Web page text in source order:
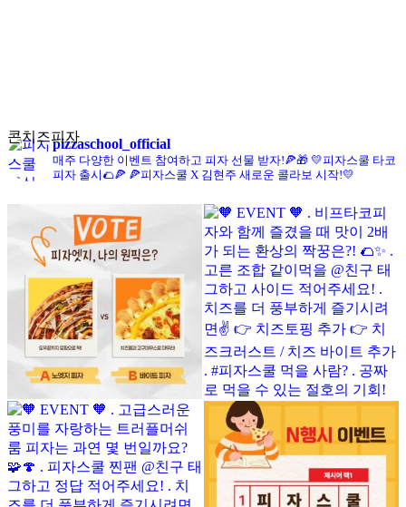
콘치즈피자pizzaschool_official
매주 다양한 이벤트 참여하고 피자 선물 받자!🍕🎁 💛피자스쿨 타코
피자 출시🌮🍕 🍕피자스쿨 X 김현주 새로운 콜라보 시작!💛